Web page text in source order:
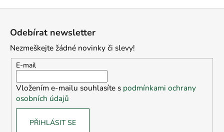
Odebírat newsletter
Nezmeškejte žádné novinky či slevy!
E-mail
Vložením e-mailu souhlasíte s podmínkami ochrany
osobních údajů
PŘIHLÁSIT SE